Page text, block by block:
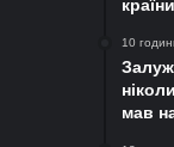
країни
10
мав